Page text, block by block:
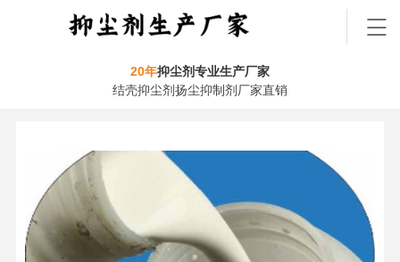
20年抑尘剂专业生产厂家
结壳抑尘剂扬尘抑制剂厂家直销